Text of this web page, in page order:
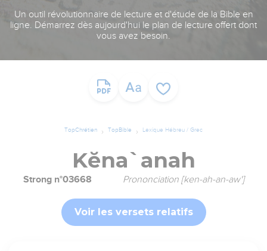
Un outil révolutionnaire de lecture et d'étude de la Bible en
ligne. Démarrez dès aujourd'hui le plan de lecture offert dont
vous avez besoin.
TopChrétien TopBible Lexique Hébreu / Grec
Kĕna`anah
Strong n°03668 Prononciation [ken-ah-an-aw']
Voir les versets relatifs